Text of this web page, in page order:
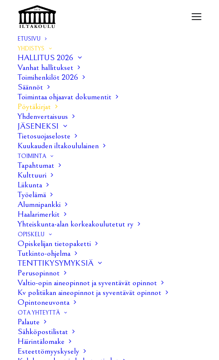
ETUSIVU
YHDISTYS
HALLITUS 2026
Vanhat hallitukset
Toimihenkilöt 2026
Säännöt
Toimintaa ohjaavat dokumentit
Pöytäkirjat
Yhdenvertaisuus
JÄSENEKSI
Tietosuojaseloste
Kuukauden iltakoululainen
TOIMINTA
Tapahtumat
Kulttuuri
Liikunta
Työelämä
Alumnipankki
Haalarimerkit
Yhteiskunta-alan korkeakoulutetut ry
OPISKELU
Opiskelijan tietopaketti
Tutkinto-ohjelma
TENTTIKYSYMYKSIÄ
Perusopinnot
Valtio-opin aineopinnot ja syventävät opinnot
Kv politiikan aineopinnot ja syventävät opinnot
Opintoneuvonta
OTA YHTEYTTÄ
Palaute
Sähköpostilistat
Häirintälomake
Esteettömyyskysely
Home
Pöytäkirjat 2026
Hallituksen kokous 1/2026
Hallituksen kokous 2/2026
Hallituksen kokous 3/2026
Liite 1:Haalarisponssien hinnastot
Liite 2: TA sponssipaikkojen hinnasto
Hallituksen kokous 4/2026
Hallituksen kokous 5/2026
Kevätkokous 2026 Liite 1Liite 2Liite 3Liite 4
Liite 6Liite 7Liite 8
Hallituksen kokous 6/2026
uudet paikat ja hinnastot
Hallituksen kokous 7/2026